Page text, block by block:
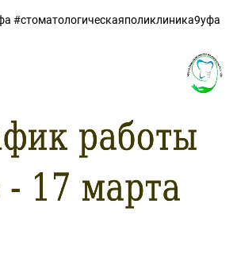
#стоматологическаяполиклиника9уфа